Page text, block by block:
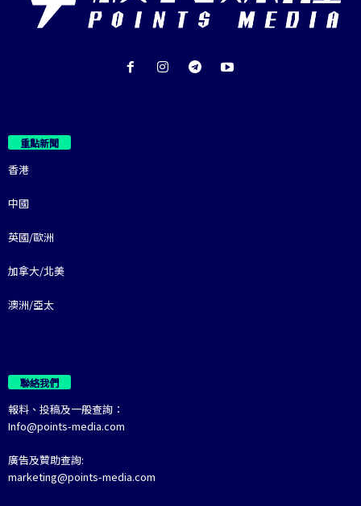
重點新聞
香港
中國
英國/歐洲
加拿大/北美
澳洲/亞太
聯絡我們
報料、投稿及一般查詢：
Info@points-media.com
廣告及贊助查詢:
marketing@points-media.com